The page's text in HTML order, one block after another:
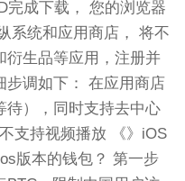
完成下载， 您的浏览器
系统和应用商店， 将不
衍生品等应用，注册并
步调如下： 在应用商店
待），同时支持去中心
支持视频播放 《》iOS
版本的钱包？ 第一步